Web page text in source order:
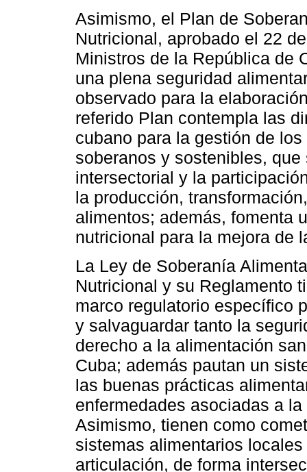
Asimismo, el Plan de
Nutricional, aprobado el 22
Ministros de la República de
una plena seguridad
observado para la
referido Plan contempla las
cubano para la gestión de
soberanos y sostenibles,
intersectorial y la
la producción,
alimentos; además, fomenta
nutricional para la mejora de
La Ley de Soberanía
Nutricional y su Reglamento
marco regulatorio específico
y salvaguardar tanto la
derecho a la alimentación
Cuba; además pautan un
las buenas prácticas
enfermedades asociadas a
Asimismo, tienen como
sistemas alimentarios
articulación, de forma